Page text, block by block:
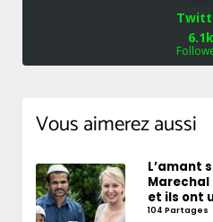
6.1k
Vous aimerez aussi
L’amant
Marechal
et ils ont
104 Partages